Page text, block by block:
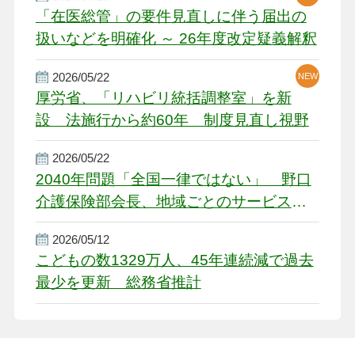
「在医総管」の要件見直しに伴う届出の
扱いなどを明確化 ～ 26年度改定疑義解釈
2026/05/22
厚労省、「リハビリ統括調整室」を新
設 法施行から約60年 制度見直し視野
NEW
2026/05/22
2040年問題「全国一律ではない」 野口
介護保険部会長、地域ごとのサービス基
盤整備を促す
2026/05/12
こどもの数1329万人、45年連続減で過去
最少を更新 総務省推計